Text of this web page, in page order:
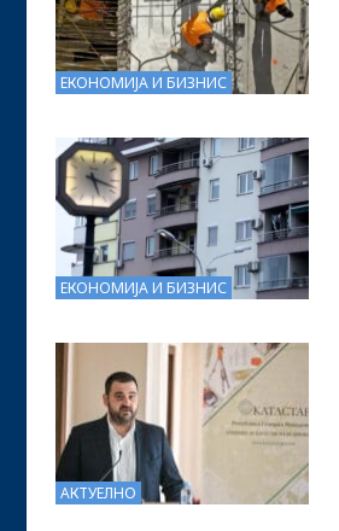
ЕКОНОМИЈА И БИЗНИС
ЕКОНОМИЈА И БИЗНИС
АКТУЕЛНО